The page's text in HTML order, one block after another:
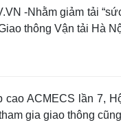
-Nhằm giảm tải
thông Vận tải Hà
ACMECS lần 7,
gia giao thông